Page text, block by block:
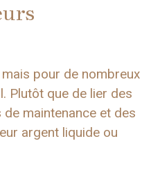
pour de nombreux
Plutôt que de lier des
maintenance et des
argent liquide ou